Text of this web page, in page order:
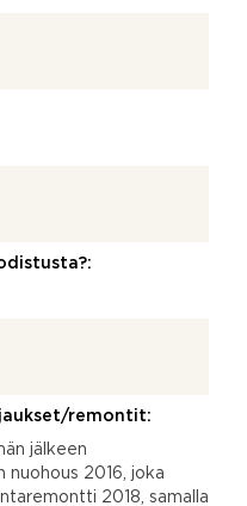
remontit:
jälkeen
nuohous 2016, joka
2018, samalla